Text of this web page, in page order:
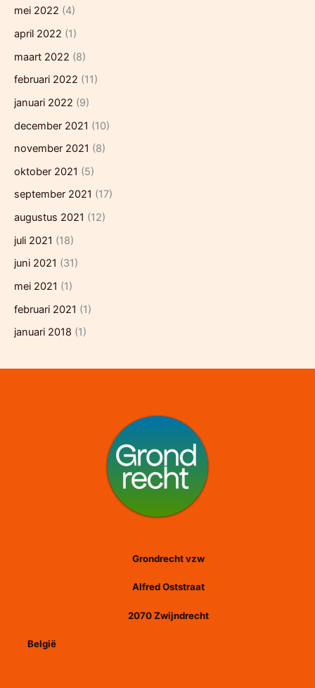
mei 2022 (4)
april 2022 (1)
maart 2022 (8)
februari 2022 (11)
januari 2022 (9)
december 2021 (10)
november 2021 (8)
oktober 2021 (5)
september 2021 (17)
augustus 2021 (12)
juli 2021 (18)
juni 2021 (31)
mei 2021 (1)
februari 2021 (1)
januari 2018 (1)
Grondrecht vzw
Alfred Oststraat
2070 Zwijndrecht
België